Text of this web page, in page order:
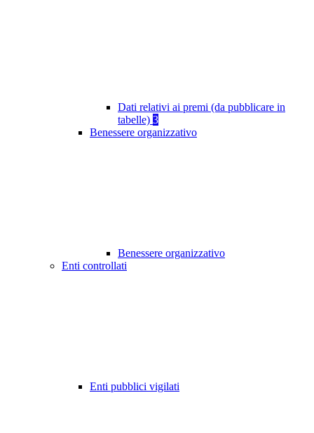
Dati relativi ai premi (da pubblicare in
tabelle) 3
Benessere organizzativo
Benessere organizzativo
Enti controllati
Enti pubblici vigilati